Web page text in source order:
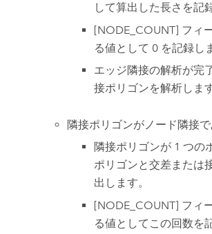
して算出した長さを記
[NODE_COUNT] フィ
る値として 0 を記録し
エッジ隣接の解析が完
接ポリゴンを解析します
隣接ポリゴンがノード隣接
隣接ポリゴンが 1 つの
ポリゴンと交差または
出します。
[NODE_COUNT] フィ
る値としてこの回数を